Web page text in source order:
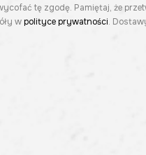
tę zgodę. Pamiętaj, że
w polityce prywatności.